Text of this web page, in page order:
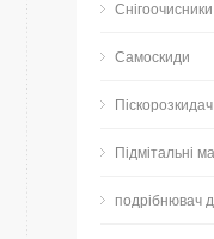
Снігоочисники
Самоскиди
Піскорозкидач
Підмітальні
подрібнювач